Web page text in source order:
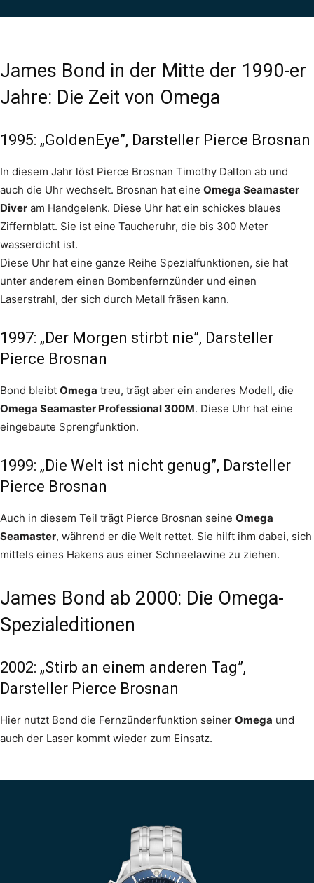
James Bond in der Mitte der 1990-er
Jahre: Die Zeit von Omega
1995: „GoldenEye”, Darsteller Pierce Brosnan
In diesem Jahr löst Pierce Brosnan Timothy Dalton ab und
auch die Uhr wechselt. Brosnan hat eine Omega Seamaster
Diver am Handgelenk. Diese Uhr hat ein schickes blaues
Ziffernblatt. Sie ist eine Taucheruhr, die bis 300 Meter
wasserdicht ist.
Diese Uhr hat eine ganze Reihe Spezialfunktionen, sie hat
unter anderem einen Bombenfernzünder und einen
Laserstrahl, der sich durch Metall fräsen kann.
1997: „Der Morgen stirbt nie”, Darsteller
Pierce Brosnan
Bond bleibt Omega treu, trägt aber ein anderes Modell, die
Omega Seamaster Professional 300M. Diese Uhr hat eine
eingebaute Sprengfunktion.
1999: „Die Welt ist nicht genug”, Darsteller
Pierce Brosnan
Auch in diesem Teil trägt Pierce Brosnan seine Omega
Seamaster, während er die Welt rettet. Sie hilft ihm dabei, sich
mittels eines Hakens aus einer Schneelawine zu ziehen.
James Bond ab 2000: Die Omega-
Spezialeditionen
2002: „Stirb an einem anderen Tag”,
Darsteller Pierce Brosnan
Hier nutzt Bond die Fernzünderfunktion seiner Omega und
auch der Laser kommt wieder zum Einsatz.